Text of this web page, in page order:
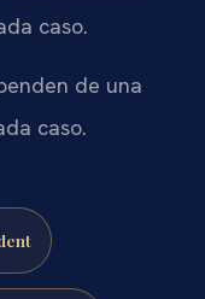
caso.
de una
caso.